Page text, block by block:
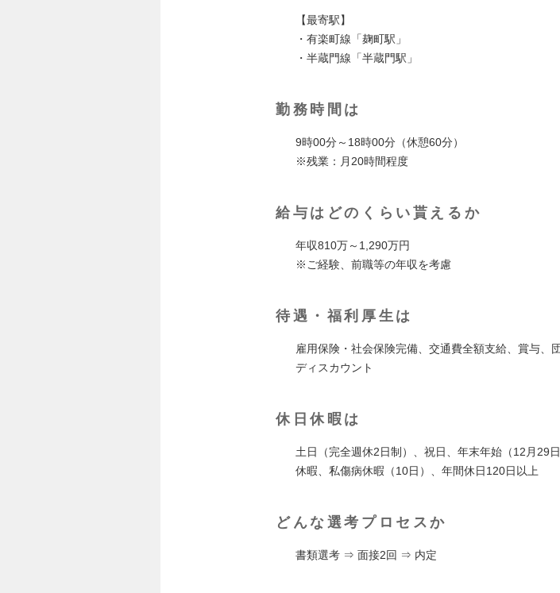
【最寄駅】
・有楽町線「麹町駅」
・半蔵門線「半蔵門駅」
勤務時間は
9時00分～18時00分（休憩60分）
※残業：月20時間程度
給与はどのくらい貰えるか
年収810万～1,290万円
※ご経験、前職等の年収を考慮
待遇・福利厚生は
雇用保険・社会保険完備、交通費全額支給、賞与、
ディスカウント
休日休暇は
土日（完全週休2日制）、祝日、年末年始（12月29
休暇、私傷病休暇（10日）、年間休日120日以上
どんな選考プロセスか
書類選考 ⇒ 面接2回 ⇒ 内定